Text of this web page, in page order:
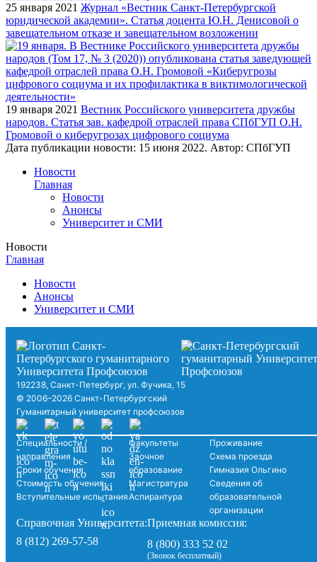
25 января 2021 Журнал «Вестник Санкт-Петербургской
юридической академии». Статья доцента Ю.Н. Денисовой о
завещательном отказе и завещательном возложении
19 января 2021 Вестник Российского университета дружбы
народов. Статья зав. кафедрой отраслей права СПбГУП О.Н.
Громовой о киберугрозах цифрового социума
Дата публикации новости: 15 июня 2022. Автор: СПбГУП
Новости
Главная
Новости
Анонсы
Университет и СМИ
Новости
Главная
Новости
Анонсы
Университет и СМИ
192238, Санкт-Петербург, ул. Фучика, 15
© 2006–2026 Санкт-Петербургский
Гуманитарный университет профсоюзов
Специальности /
направления
Сроки обучения
Стоимость обучения
Вступительные испытания
Факультеты
Заочное
образование
Магистратура
Аспирантура
Проживание
Схема проезда
Гимназия Ольгино
Сведения об
образовательной
организации
Справочная Университета:
8 (812) 269-57-58
Приемная комиссия:
8 (800) 333 52 02
(Звонок бесплатный)